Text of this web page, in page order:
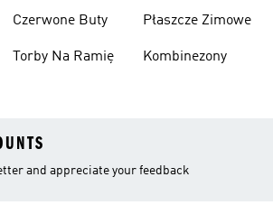
Czerwone Buty
Torby Na Ramię
Płaszcze Zimowe
Kombinezony
and appreciate your feedback